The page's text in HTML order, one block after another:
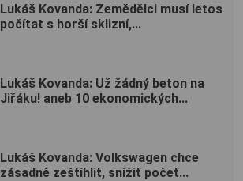
Lukáš Kovanda: Zemědělci musí letos
počítat s horší sklizní,...
Lukáš Kovanda: Už žádný beton na
Jiřáku! aneb 10 ekonomických...
Lukáš Kovanda: Volkswagen chce
zásadně zeštíhlit, snížit počet...